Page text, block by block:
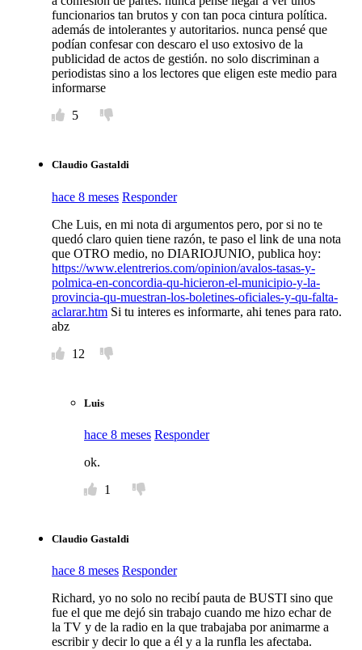
funcionarios tan brutos y con tan poca cintura política.
además de intolerantes y autoritarios. nunca pensé que
podían confesar con descaro el uso extosivo de la
publicidad de actos de gestión. no solo discriminan a
periodistas sino a los lectores que eligen este medio para
informarse
5
Claudio Gastaldi
hace 8 meses Responder
Che Luis, en mi nota di argumentos pero, por si no te
quedó claro quien tiene razón, te paso el link de una nota
que OTRO medio, no DIARIOJUNIO, publica hoy:
https://www.elentrerios.com/opinion/avalos-tasas-y-
polmica-en-concordia-qu-hicieron-el-municipio-y-la-
provincia-qu-muestran-los-boletines-oficiales-y-qu-falta-
aclarar.htm Si tu interes es informarte, ahi tenes para rato.
abz
12
Luis
hace 8 meses Responder
ok.
1
Claudio Gastaldi
hace 8 meses Responder
Richard, yo no solo no recibí pauta de BUSTI sino que
fue el que me dejó sin trabajo cuando me hizo echar de
la TV y de la radio en la que trabajaba por animarme a
escribir y decir lo que a él y a la runfla les afectaba.